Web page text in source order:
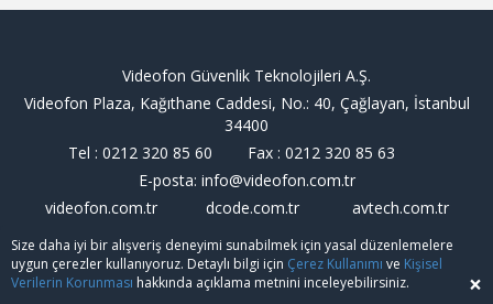
Videofon Güvenlik Teknolojileri A.Ş.
Videofon Plaza, Kağıthane Caddesi, No.: 40, Çağlayan, İstanbul
34400
Tel : 0212 320 85 60 Fax : 0212 320 85 63
E-posta: info@videofon.com.tr
videofon.com.tr dcode.com.tr avtech.com.tr
Her Hakkı Saklıdır. © 2020
Size daha iyi bir alışveriş deneyimi sunabilmek için yasal düzenlemelere
uygun çerezler kullanıyoruz. Detaylı bilgi için Çerez Kullanımı ve Kişisel
Verilerin Korunması hakkında açıklama metnini inceleyebilirsiniz. ×